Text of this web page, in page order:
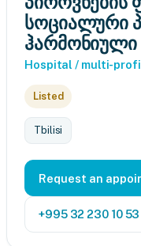
სოციალური
ჰარმონიული
Hospital / multi-
Listed
Tbilisi
Request an
+995 32 230 10 53